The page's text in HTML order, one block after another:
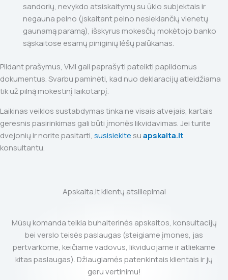
sandorių, nevykdo atsiskaitymų su ūkio subjektais ir
negauna pelno (įskaitant pelno nesiekiančių vienetų
gaunamą paramą), išskyrus mokesčių mokėtojo banko
sąskaitose esamų piniginių lėšų palūkanas.
Pildant prašymus, VMI gali paprašyti pateikti papildomus
dokumentus. Svarbu paminėti, kad nuo deklaracijų atleidžiama
tik už pilną mokestinį laikotarpį.
Laikinas veiklos sustabdymas tinka ne visais atvejais, kartais
geresnis pasirinkimas gali būti įmonės likvidavimas. Jei turite
dvejonių ir norite pasitarti, susisiekite suapskaita.lt
konsultantu.
Apskaita.lt klientų atsiliepimai
Mūsų komanda teikia buhalterinės apskaitos, konsultacijų
bei verslo teisės paslaugas (steigiame įmones, jas
pertvarkome, keičiame vadovus, likviduojame ir atliekame
kitas paslaugas). Džiaugiamės patenkintais klientais ir jų
geru vertinimu!